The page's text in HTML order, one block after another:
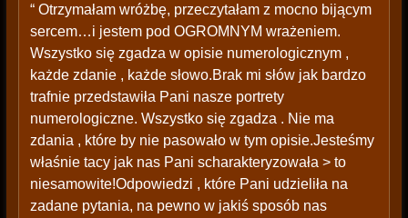
“ Otrzymałam wróżbę, przeczytałam z mocno bijącym
sercem…i jestem pod OGROMNYM wrażeniem.
Wszystko się zgadza w opisie numerologicznym ,
każde zdanie , każde słowo.Brak mi słów jak bardzo
trafnie przedstawiła Pani nasze portrety
numerologiczne. Wszystko się zgadza . Nie ma
zdania , które by nie pasowało w tym opisie.Jesteśmy
właśnie tacy jak nas Pani scharakteryzowała > to
niesamowite!Odpowiedzi , które Pani udzieliła na
zadane pytania, na pewno w jakiś sposób nas